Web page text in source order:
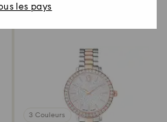
3 Couleurs
les pays